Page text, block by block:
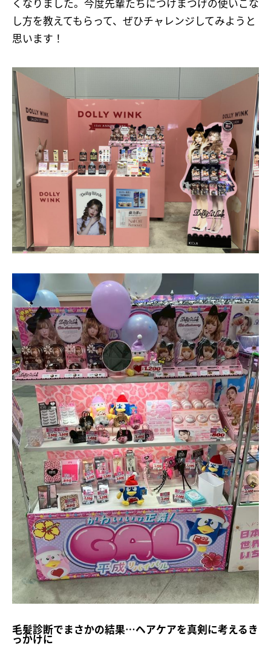
し方を教えてもらって、ぜひチャレンジしてみようと
思います！
毛髪診断でまさかの結果…ヘアケアを真剣に考えるき
っかけに